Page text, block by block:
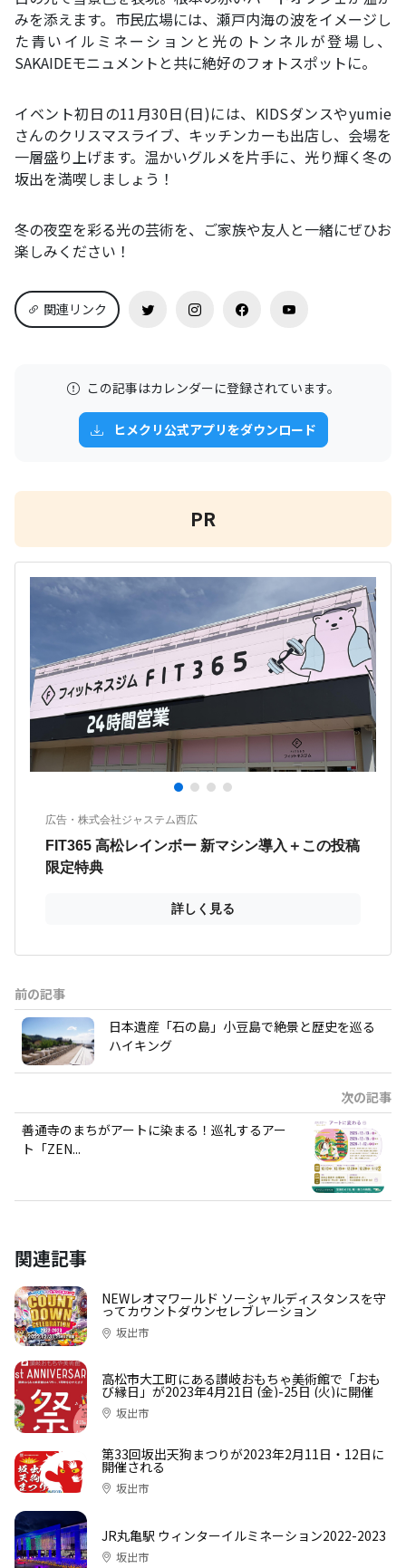
みを添えます。市民広場には、瀬戸内海の波をイメージし
た青いイルミネーションと光のトンネルが登場し、
SAKAIDEモニュメントと共に絶好のフォトスポットに。
イベント初日の11月30日(日)には、KIDSダンスやyumie
さんのクリスマスライブ、キッチンカーも出店し、会場を
一層盛り上げます。温かいグルメを片手に、光り輝く冬の
坂出を満喫しましょう！
冬の夜空を彩る光の芸術を、ご家族や友人と一緒にぜひお
楽しみください！
関連リンク
この記事はカレンダーに登録されています。
ヒメクリ公式アプリをダウンロード
PR
前の記事
日本遺産「石の島」小豆島で絶景と歴史を巡る
ハイキング
次の記事
善通寺のまちがアートに染まる！巡礼するアー
ト「ZEN...
関連記事
NEWレオマワールド ソーシャルディスタンスを守
ってカウントダウンセレブレーション
坂出市
高松市大工町にある讃岐おもちゃ美術館で「おも
び縁日」が2023年4月21日 (金)-25日 (火)に開催
坂出市
第33回坂出天狗まつりが2023年2月11日・12日に
開催される
坂出市
JR丸亀駅 ウィンターイルミネーション2022-2023
坂出市